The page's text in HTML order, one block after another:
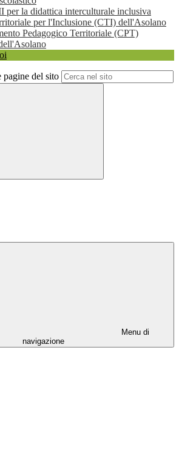
per la didattica interculturale inclusiva
per l'Inclusione (CTI) dell'Asolano
Pedagogico Territoriale (CPT)
pagine del sito
Menu di
navigazione